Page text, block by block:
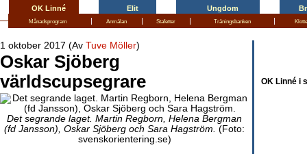
OK Linné Elit Ungdom
Månadsprogram | Anmälan | Stafetter | Träningsbanken |
1 oktober 2017 (Av Tuve Möller)
Oskar Sjöberg
världscupsegrare
Det segrande laget. Martin Regborn, Helena Bergman
(fd Jansson), Oskar Sjöberg och Sara Hagström. (Foto:
svenskorientering.se)
OK Linné i